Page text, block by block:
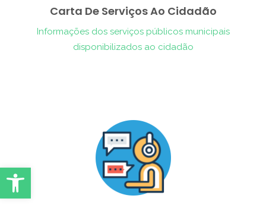
Abrir Ferramentas
Carta De Serviços Ao Cidadão
Informações dos serviços públicos municipais
disponibilizados ao cidadão